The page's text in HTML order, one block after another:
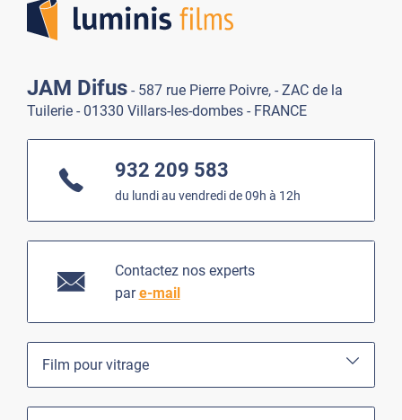
JAM Difus - 587 rue Pierre Poivre, - ZAC de la
Tuilerie - 01330 Villars-les-dombes - FRANCE
932 209 583
du lundi au vendredi de 09h à 12h
Contactez nos experts
pare-mail
Film pour vitrage